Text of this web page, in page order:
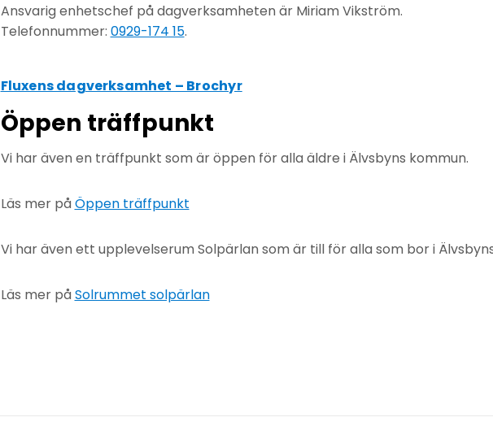
Ansvarig enhetschef på dagverksamheten är Miriam Vikström.
Telefonnummer: 0929-174 15.
Fluxens dagverksamhet – Brochyr
Öppen träffpunkt
Vi har även en träffpunkt som är öppen för alla äldre i Älvsbyns kommun.
Läs mer på Öppen träffpunkt
Vi har även ett upplevelserum Solpärlan som är till för alla som bor i
Läs mer på Solrummet solpärlan